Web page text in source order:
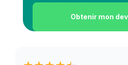
Obtenir mon